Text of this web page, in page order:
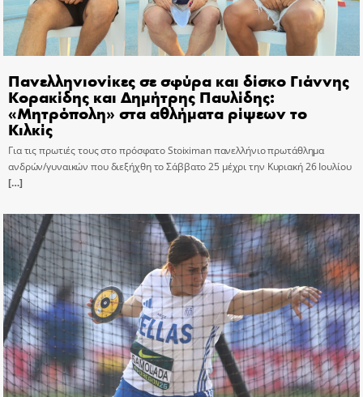
Πανελληνιονίκες σε σφύρα και δίσκο Γιάννης
Κορακίδης και Δημήτρης Παυλίδης:
«Μητρόπολη» στα αθλήματα ρίψεων το
Κιλκίς
Για τις πρωτιές τους στο πρόσφατο Stoiximan πανελλήνιο πρωτάθλημα
ανδρών/γυναικών που διεξήχθη το Σάββατο 25 μέχρι την Κυριακή 26 Ιουλίου
[…]